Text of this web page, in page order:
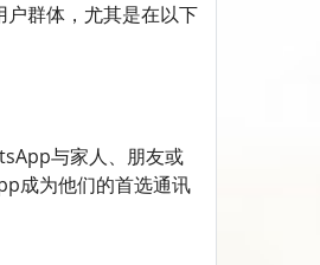
群体，尤其是在以下
与家人、朋友或
成为他们的首选通讯